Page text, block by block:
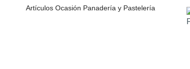
Artículos Ocasión Panadería y Pastelería